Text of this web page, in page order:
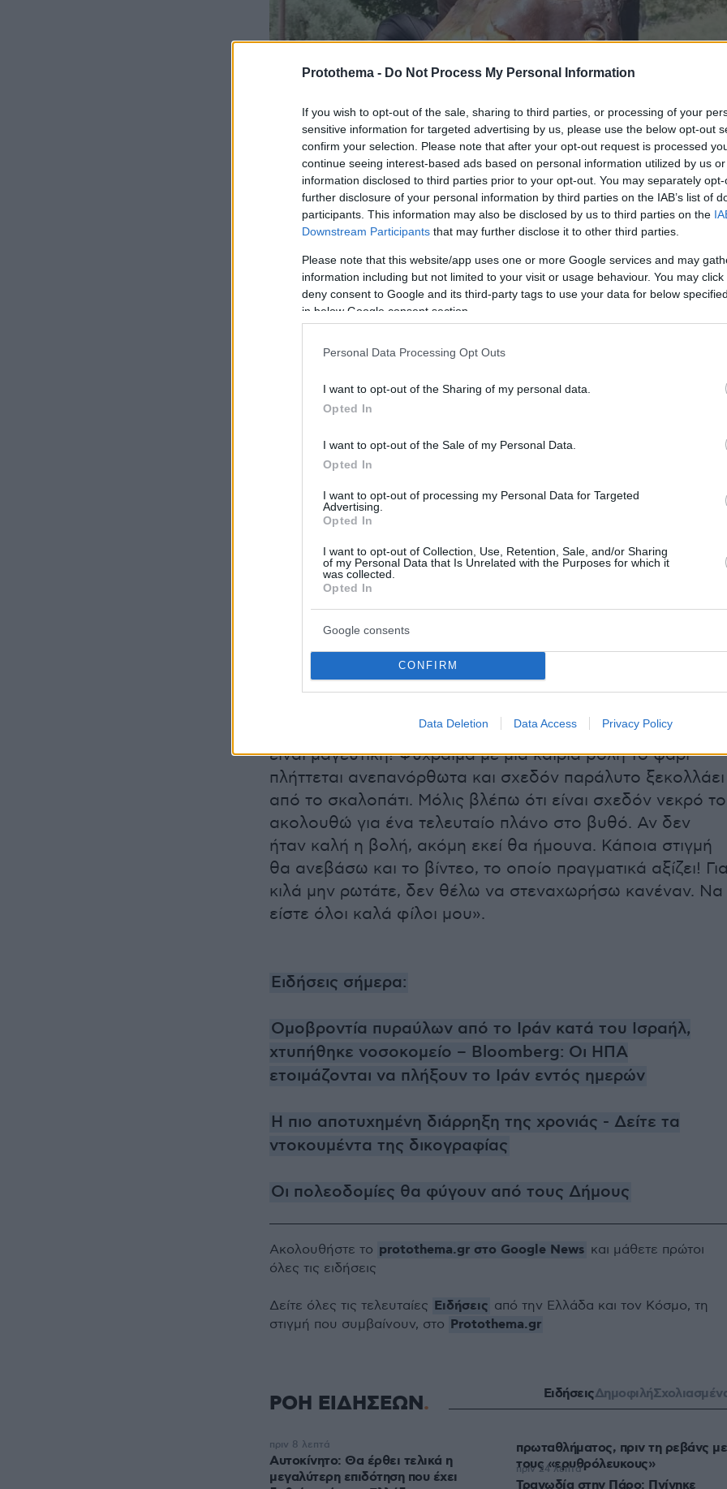
Protothema - Do Not Process My Personal Information
If you wish to opt-out of the sale, sharing to third parties, or processing of your
sensitive information for targeted advertising by us, please use the below opt-out
confirm your selection. Please note that after your opt-out request is processed
continue seeing interest-based ads based on personal information utilized by us
information disclosed to third parties prior to your opt-out. You may separately
further disclosure of your personal information by third parties on the IAB’s list of
participants. This information may also be disclosed by us to third parties on the
Downstream Participants that may further disclose it to other third parties.
Please note that this website/app uses one or more Google services and may
information including but not limited to your visit or usage behaviour. You may
deny consent to Google and its third-party tags to use your data for below
in below Google consent section.
Personal Data Processing Opt Outs
I want to opt-out of the Sharing of my personal data.
Opted In
I want to opt-out of the Sale of my Personal Data.
Opted In
I want to opt-out of processing my Personal Data for Targeted
Advertising.
Opted In
I want to opt-out of Collection, Use, Retention, Sale, and/or Sharing
of my Personal Data that Is Unrelated with the Purposes for which it
was collected.
Opted In
Google consents
CONFIRM
Data Deletion Data Access Privacy Policy
Η ανάρτηση του Κώστα Δαφερέρα: «Δεν περιγράφεται
αυτό που έζησα! Με λίγα λόγια…Κάνω ένα συρτό προς το
περιμένει. Είμαι ήδη πολύ κοντά και η εικόνα του γίγαντα
είναι μαγευτική! Ψύχραιμα με μια καίρια βολή το ψάρι
πλήττεται ανεπανόρθωτα και σχεδόν παράλυτο ξεκολλάει
από το σκαλοπάτι. Μόλις βλέπω ότι είναι σχεδόν νεκρό το
ακολουθώ για ένα τελευταίο πλάνο στο βυθό. Αν δεν
ήταν καλή η βολή, ακόμη εκεί θα ήμουνα. Κάποια στιγμή
θα ανεβάσω και το βίντεο, το οποίο πραγματικά αξίζει!
κιλά μην ρωτάτε, δεν θέλω να στεναχωρήσω κανέναν. Να
είστε όλοι καλά φίλοι μου».
Ειδήσεις σήμερα:
Ομοβροντία πυραύλων από το Ιράν κατά του Ισραήλ,
χτυπήθηκε νοσοκομείο – Bloomberg: Οι ΗΠΑ
ετοιμάζονται να πλήξουν το Ιράν εντός ημερών
Η πιο αποτυχημένη διάρρηξη της χρονιάς - Δείτε τα
ντοκουμέντα της δικογραφίας
Oι πολεοδομίες θα φύγουν από τους Δήμους
Ακολουθήστε το protothema.gr στο Google News και μάθετε πρώτοι
όλες τις ειδήσεις
Δείτε όλες τις τελευταίες Ειδήσεις από την Ελλάδα και τον Κόσμο, τη
στιγμή που συμβαίνουν, στο Protothema.gr
ΡΟΗ ΕΙΔΗΣΕΩΝ ΕιδήσειςΔημοφιλή
Αυτοκίνητο: Θα έρθει τελικά η
μεγαλύτερη επιδότηση που έχει
πριν 8 λεπτά
πρωταθλήματος, πριν τη ρεβάνς με
τους «ερυθρόλευκους»
πριν 24 λεπτά